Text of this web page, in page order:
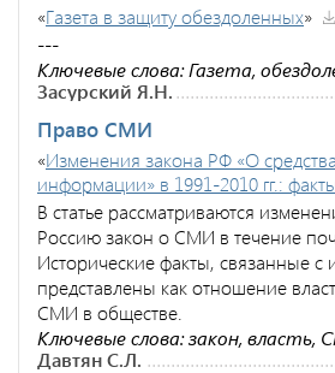
«Газета в защиту обездоленных»
---
Ключевые слова: Газета,
Засурский Я.Н.
Право СМИ
«Изменения закона РФ «О
информации» в 1991-2010 гг.:
В статье рассматриваются
Россию закон о СМИ в течение
Исторические факты, связанные с
представлены как отношение
СМИ в обществе.
Ключевые слова: закон,
Давтян С.Л.